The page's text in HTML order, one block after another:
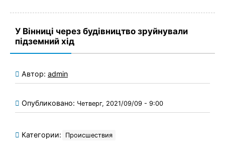
У Вінниці через будівництво зруйнували
підземний хід
Автор: admin
Опубликовано: Четверг, 2021/09/09 - 9:00
Категории: Происшествия